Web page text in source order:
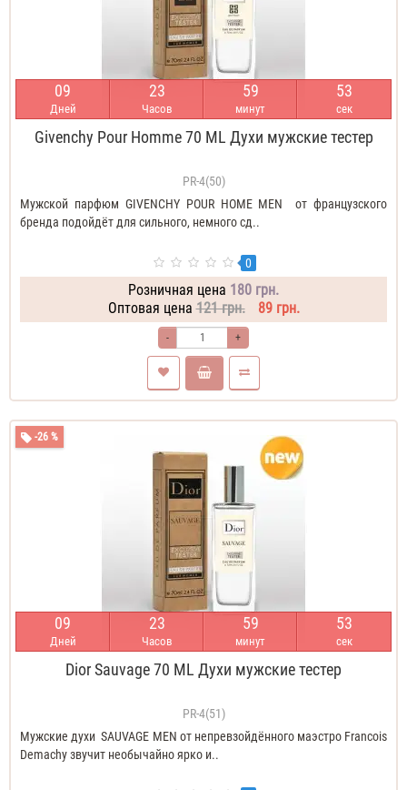
09
Дней
23
Часов
59
минут
52
сек
Givenchy Pour Homme 70 ML Духи мужские тестер
PR-4(50)
Мужской парфюм GIVENCHY POUR HOME MEN от французского
бренда подойдёт для сильного, немного сд..
0
Розничная цена 180 грн.
Оптовая цена 121 грн. 89 грн.
- +
-26 %
09
Дней
23
Часов
59
минут
52
сек
Dior Sauvage 70 ML Духи мужские тестер
PR-4(51)
Мужские духи SAUVAGE MEN от непревзойдённого маэстро Francois
Demachy звучит необычайно ярко и..